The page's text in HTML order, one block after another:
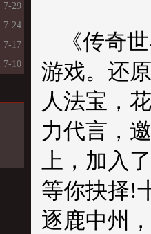
7-29
7-24
7-17
7-10
《传奇
游戏。还
人法宝，
力代言，
上，加入
等你抉择!
逐鹿中州